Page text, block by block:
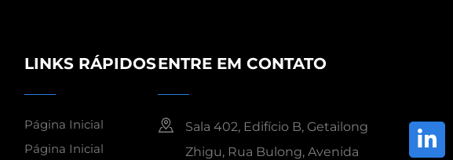
LINKS RÁPIDOS
Página Inicial
Página Inicial
ENTRE EM CONTATO
Sala 402, Edifício B, Getailong
Zhigu, Rua Bulong, Avenida